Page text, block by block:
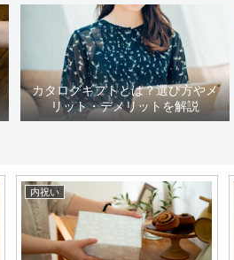
カタログギフトとは？選び方やメ
リット・デメリットを解説
内祝い